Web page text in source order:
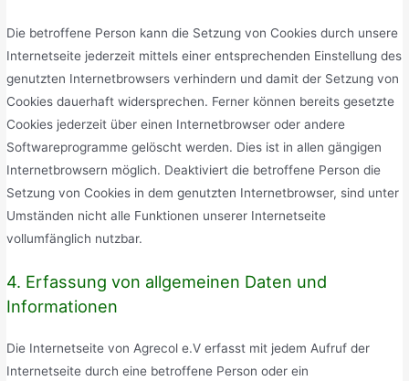
Die betroffene Person kann die Setzung von Cookies durch unsere
Internetseite jederzeit mittels einer entsprechenden Einstellung des
genutzten Internetbrowsers verhindern und damit der Setzung von
Cookies dauerhaft widersprechen. Ferner können bereits gesetzte
Cookies jederzeit über einen Internetbrowser oder andere
Softwareprogramme gelöscht werden. Dies ist in allen gängigen
Internetbrowsern möglich. Deaktiviert die betroffene Person die
Setzung von Cookies in dem genutzten Internetbrowser, sind unter
Umständen nicht alle Funktionen unserer Internetseite
vollumfänglich nutzbar.
4. Erfassung von allgemeinen Daten und
Informationen
Die Internetseite von Agrecol e.V erfasst mit jedem Aufruf der
Internetseite durch eine betroffene Person oder ein